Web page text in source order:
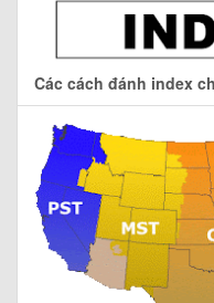
Các cách đánh index